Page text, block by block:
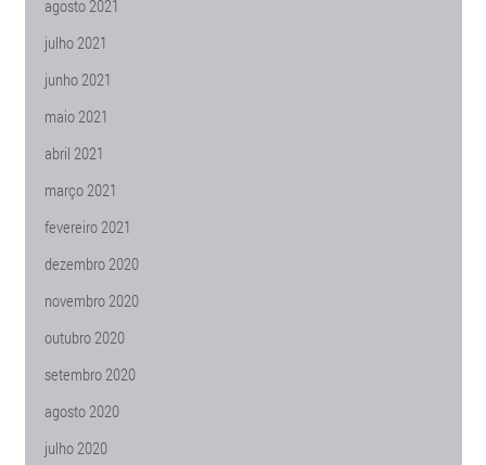
agosto 2021
julho 2021
junho 2021
maio 2021
abril 2021
março 2021
fevereiro 2021
dezembro 2020
novembro 2020
outubro 2020
setembro 2020
agosto 2020
julho 2020